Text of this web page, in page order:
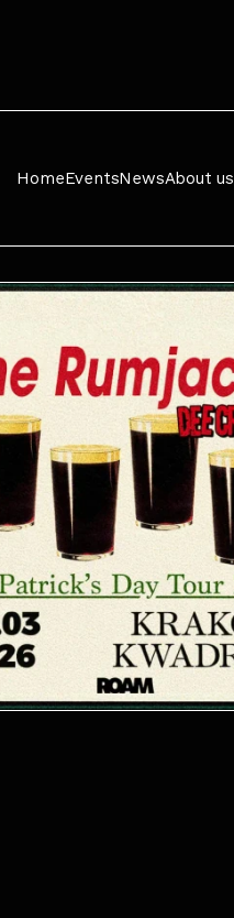
HomeEventsNewsAbout us